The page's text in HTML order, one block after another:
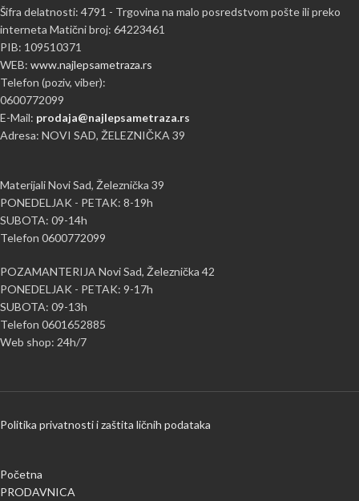
Šifra delatnosti: 4791 - Trgovina na malo posredstvom pošte ili preko
interneta Matični broj: 64223461
PIB: 109510371
WEB: www.najlepsametraza.rs
Telefon (poziv, viber):
0600772099
E-Mail: prodaja@najlepsametraza.rs
Adresa: NOVI SAD, ŽELEZNIČKA 39
Materijali Novi Sad, Železnička 39
PONEDELJAK - PETAK: 8-19h
SUBOTA: 09-14h
Telefon 0600772099
POZAMANTERIJA Novi Sad, Železnička 42
PONEDELJAK - PETAK: 9-17h
SUBOTA: 09-13h
Telefon 0601652885
Web shop: 24h/7
Politika privatnosti i zaštita ličnih podataka
Početna
PRODAVNICA